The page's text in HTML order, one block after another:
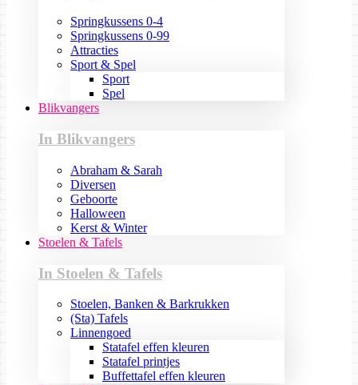
Springkussens 0-4
Springkussens 0-99
Attracties
Sport & Spel
Sport
Spel
Blikvangers
In Blikvangers
Abraham & Sarah
Diversen
Geboorte
Halloween
Kerst & Winter
Stoelen & Tafels
In Stoelen & Tafels
Stoelen, Banken & Barkrukken
(Sta) Tafels
Linnengoed
Statafel effen kleuren
Statafel printjes
Buffettafel effen kleuren